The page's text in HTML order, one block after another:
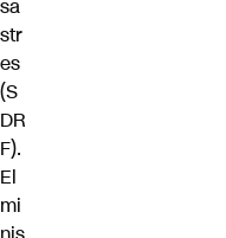
sa
str
es
(S
DR
F).
El
mi